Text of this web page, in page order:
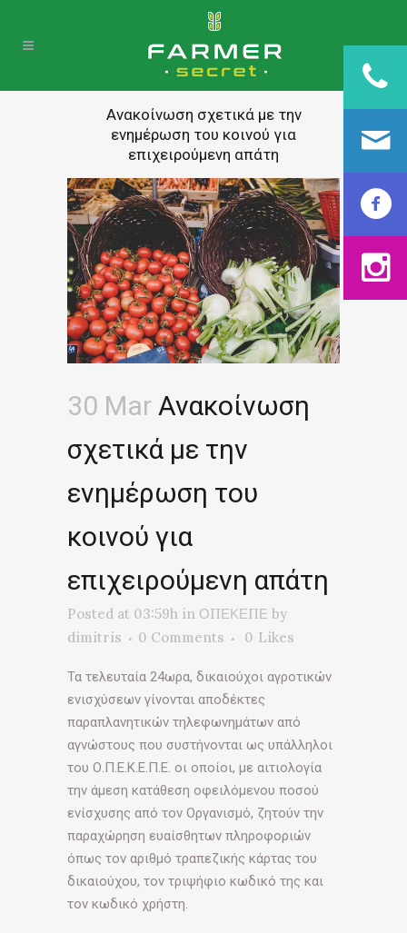
Ανακοίνωση σχετικά με την
ενημέρωση του κοινού για
επιχειρούμενη απάτη
30 Mar Ανακοίνωση
σχετικά με την
ενημέρωση του
κοινού για
επιχειρούμενη απάτη
Posted at 03:59h in ΟΠΕΚΕΠΕ by
dimitris
0 Comments 0 Likes
Τα τελευταία 24ωρα, δικαιούχοι αγροτικών
ενισχύσεων γίνονται αποδέκτες
παραπλανητικών τηλεφωνημάτων από
αγνώστους που συστήνονται ως υπάλληλοι
του Ο.Π.Ε.Κ.Ε.Π.Ε. οι οποίοι, με αιτιολογία
την άμεση κατάθεση οφειλόμενου ποσού
ενίσχυσης από τον Οργανισμό, ζητούν την
παραχώρηση ευαίσθητων πληροφοριών
όπως τον αριθμό τραπεζικής κάρτας του
δικαιούχου, τον τριψήφιο κωδικό της και
τον κωδικό χρήστη.